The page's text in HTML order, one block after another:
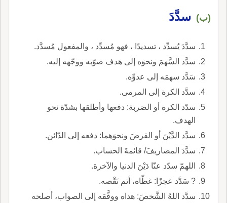
(ب) سدَّدَ
سدَّدَ يُسدِّد ، تسديدًا ، فهو مُسدِّد ، والمفعول مُسدَّد.
سدَّد السَّهمَ ونحوَه إلى هدف صوّبه ووجّهه إليه.
سَدَّد سهمَه إلى عدوِّه.
سدَّد الكرة إلى المرمى.
سدّد الكرة أو الضربة: دفعها وأطلقها بشدّة نحو
الهدف.
سدَّد الدَّيْنَ أو القرضَ ونحوَهما: دفعه إلى الدّائن.
سدَّدَ المصاريفَ/ قائمةَ الحساب.
اللهمّ سدّد عنّا دَيْنَ الدنيا والآخرة.
? سَدَّد عجزًا: غطّاه، أتم نَقْصه.
سدَّد اللهُ الشَّخصَ: هداه ووفَّقه إلى الصواب، أصلحه